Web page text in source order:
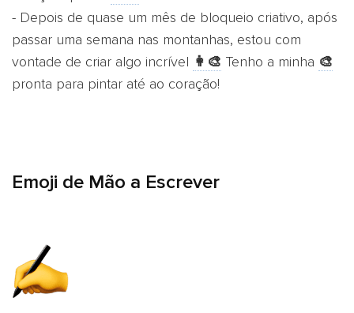
- Depois de quase um mês de bloqueio criativo, após
passar uma semana nas montanhas, estou com
vontade de criar algo incrível 👩‍🎨 Tenho a minha 🎨
pronta para pintar até ao coração!
Emoji de Mão a Escrever